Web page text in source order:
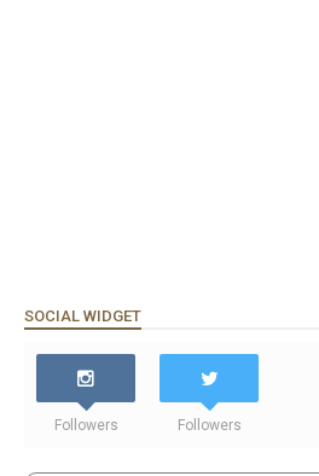
SOCIAL WIDGET
Followers Followers